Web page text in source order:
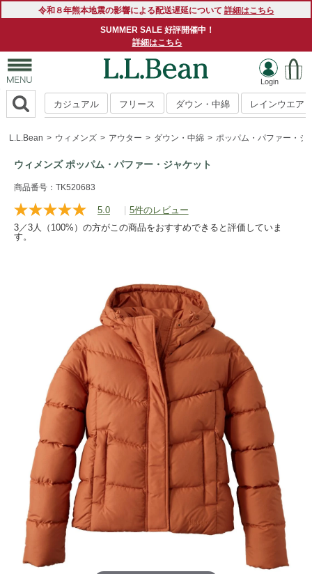
令和８年熊本地震の影響による配送遅延について 詳細はこちら
SUMMER SALE 好評開催中！
詳細はこちら
カジュアル フリース ダウン・中綿 レインウエア
L.L.Bean ウィメンズ アウター ダウン・中綿 ポッパム・パファー・ジ
ウィメンズ ポッパム・パファー・ジャケット
https://www.llbean.co.jp/womens/outer/down/g/P128457.html
商品番号：TK520683
5.0
レ
ビ
む.
同
じ
ペ
ー
ジ
の
リ
ク。
| 5件のレビュー
3／3人（100%）の方がこの商品をおすすめできると評価していま
す。